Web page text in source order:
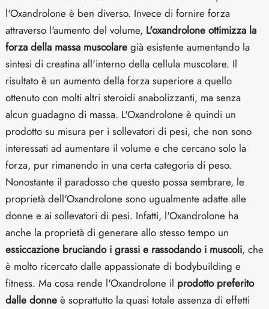
l'Oxandrolone è ben diverso. Invece di fornire forza
attraverso l'aumento del volume, L'oxandrolone ottimizza la
forza della massa muscolare già esistente aumentando la
sintesi di creatina all'interno della cellula muscolare. Il
risultato è un aumento della forza superiore a quello
ottenuto con molti altri steroidi anabolizzanti, ma senza
alcun guadagno di massa. L'Oxandrolone è quindi un
prodotto su misura per i sollevatori di pesi, che non sono
interessati ad aumentare il volume e che cercano solo la
forza, pur rimanendo in una certa categoria di peso.
Nonostante il paradosso che questo possa sembrare, le
proprietà dell'Oxandrolone sono ugualmente adatte alle
donne e ai sollevatori di pesi. Infatti, l'Oxandrolone ha
anche la proprietà di generare allo stesso tempo un
essiccazione bruciando i grassi e rassodando i muscoli, che
è molto ricercato dalle appassionate di bodybuilding e
fitness. Ma cosa rende l'Oxandrolone il prodotto preferito
dalle donne è soprattutto la quasi totale assenza di effetti